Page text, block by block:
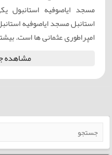
مسجد ایاصوفیه استانبول
استانبل مسجد ایاصوفیه
امپراطوری عثمانی ها است.
مشاهده